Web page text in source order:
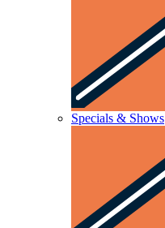
Specials & Shows